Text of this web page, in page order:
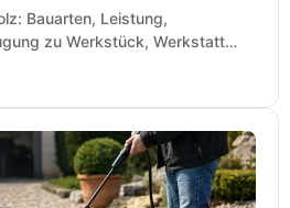
Bauarten, Leistung,
zu Werkstück, Werkstatt